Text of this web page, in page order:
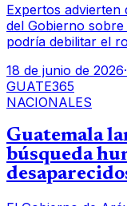
Expertos advierten
del Gobierno
podría debilitar el
18 de junio de 2026·
GUATE365
NACIONALES
Guatemala
búsqueda